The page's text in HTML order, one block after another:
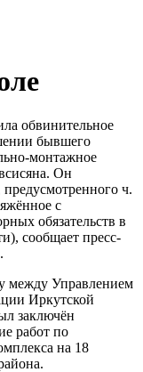
обвинительное
бывшего
монтажное
Он
ч.
с
обязательств в
сообщает пресс-
между Управлением
Иркутской
заключён
работ по
на 18